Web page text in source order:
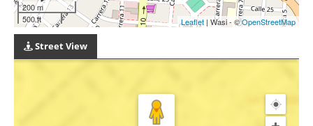
200 m
500 ft
Leaflet | Wasi - ©OpenStreetMap
Street View